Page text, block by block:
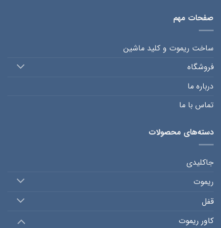
صفحات مهم
ساخت ریموت و کلید ماشین
فروشگاه
درباره ما
تماس با ما
دسته‌های محصولات
جاکلیدی
ریموت
قفل
کاور ریموت